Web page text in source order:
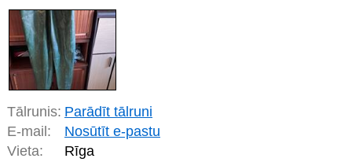
Tālrunis: Parādīt tālruni
E-mail:
Nosūtīt e-pastu
Vieta:
Rīga